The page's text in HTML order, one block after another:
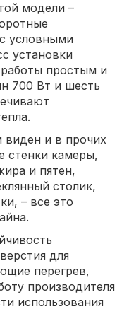
модели –
условными
установки
простым и
700 Вт и шесть
виден и в прочих
стенки камеры,
и пятен,
столик,
– все это
для
перегрев,
производителя
использования